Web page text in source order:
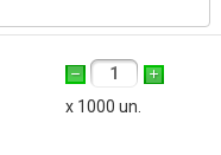
1
x 1000 un.